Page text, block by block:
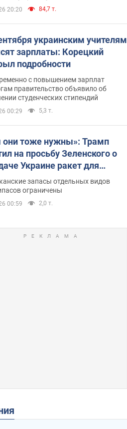
20:20 84,7 т.
украинским учителям
зарплаты: Корецкий
подробности
с повышением зарплат
правительство объявило об
студенческих стипендий
00:29 5,3 т.
тоже нужны»: Трамп
на просьбу Зеленского о
Украине ракет для
запасы отдельных видов
ограничены
00:59 2,0 т.